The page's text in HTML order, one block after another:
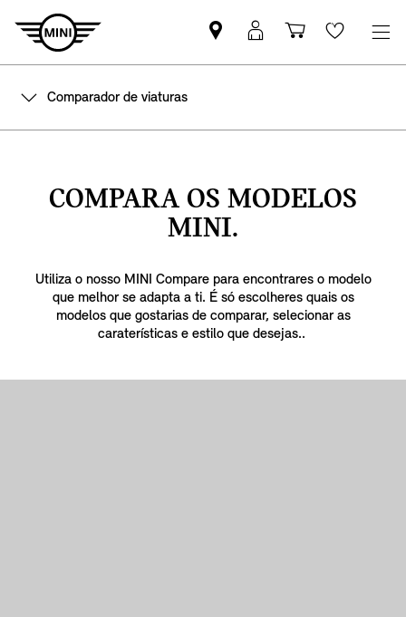
Pesquisar
parceiro
Iniciar
sessão
Carrinho
de
Wishlist
Comparador de viaturas
COMPARA OS MODELOS
MINI.
Utiliza o nosso MINI Compare para encontrares o modelo
que melhor se adapta a ti. É só escolheres quais os
modelos que gostarias de comparar, selecionar as
caraterísticas e estilo que desejas..